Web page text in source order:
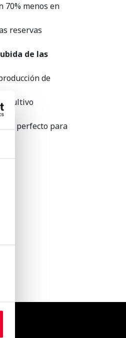
70% menos en
reservas
de las
de
cultivo
perfecto para